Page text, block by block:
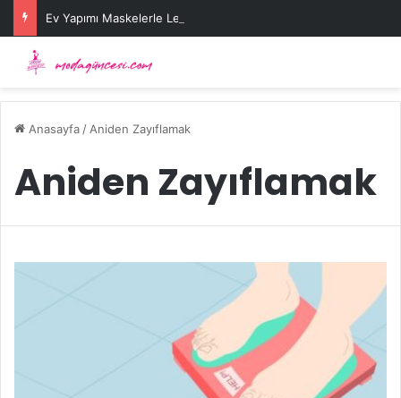
Ev Yapımı Maskelerle Leke Sorununa Çözüm Önerileri
Anasayfa / Aniden Zayıflamak
Aniden Zayıflamak